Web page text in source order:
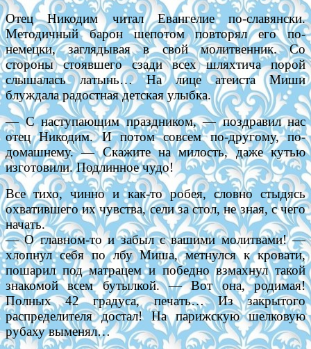
Отец Никодим читал Евангелие по-славянски.
Методичный барон шепотом повторял его по-
немецки, заглядывая в свой молитвенник. Со
стороны стоявшего сзади всех шляхтича порой
слышалась латынь… На лице атеиста Миши
блуждала радостная детская улыбка.
— С наступающим праздником, — поздравил нас
отец Никодим. И потом совсем по-другому, по-
домашнему. — Скажите на милость, даже кутью
изготовили. Подлинное чудо!
Все тихо, чинно и как-то робея, словно стыдясь
охватившего их чувства, сели за стол, не зная, с чего
начать.
— О главном-то и забыл с вашими молитвами! —
хлопнул себя по лбу Миша, метнулся к кровати,
пошарил под матрацем и победно взмахнул такой
знакомой всем бутылкой. — Вот она, родимая!
Полных 42 градуса, печать… Из закрытого
распределителя достал! На парижскую шелковую
рубаху выменял…